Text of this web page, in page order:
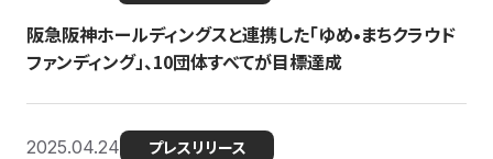
阪急阪神ホールディングスと連携した「ゆめ•まちクラウド
ファンディング」、10団体すべてが目標達成
2025.04.24 プレスリリース